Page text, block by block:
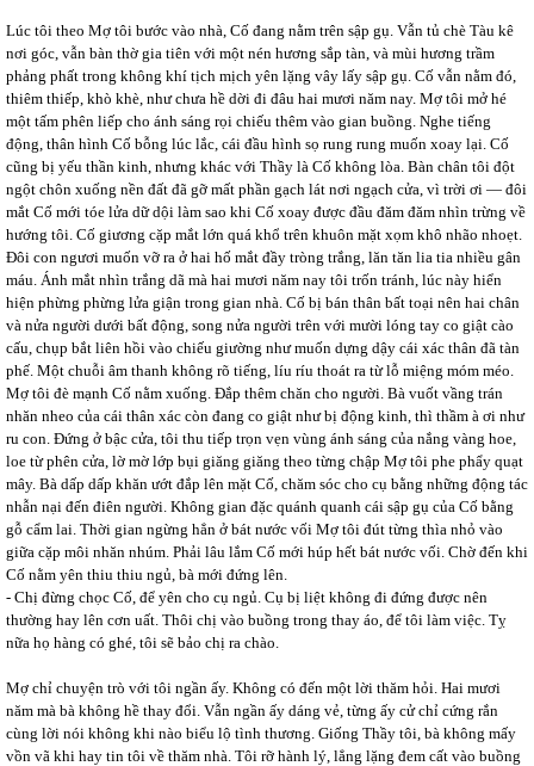
Lúc tôi theo Mợ tôi bước vào nhà, Cố đang nằm trên sập gụ. Vẫn tủ chè Tàu kê
nơi góc, vẫn bàn thờ gia tiên với một nén hương sắp tàn, và mùi hương trầm
phảng phất trong không khí tịch mịch yên lặng vây lấy sập gụ. Cố vẫn nằm đó,
thiêm thiếp, khò khè, như chưa hề dời đi đâu hai mươi năm nay. Mợ tôi mở hé
một tấm phên liếp cho ánh sáng rọi chiếu thêm vào gian buồng. Nghe tiếng
động, thân hình Cố bỗng lúc lắc, cái đầu hình sọ rung rung muốn xoay lại. Cố
cũng bị yếu thần kinh, nhưng khác với Thầy là Cố không lòa. Bàn chân tôi đột
ngột chôn xuống nền đất đã gỡ mất phần gạch lát nơi ngạch cửa, vì trời ơi — đôi
mắt Cố mới tóe lửa dữ dội làm sao khi Cố xoay được đầu đăm đăm nhìn trừng về
hướng tôi. Cố giương cặp mắt lớn quá khổ trên khuôn mặt xọm khô nhão nhoẹt.
Đôi con ngươi muốn vỡ ra ở hai hố mắt đầy tròng trắng, lăn tăn lia tia nhiều gân
máu. Ánh mắt nhìn trắng dã mà hai mươi năm nay tôi trốn tránh, lúc này hiển
hiện phừng phừng lửa giận trong gian nhà. Cố bị bán thân bất toại nên hai chân
và nửa người dưới bất động, song nửa người trên với mười lóng tay co giật cào
cấu, chụp bắt liên hồi vào chiếu giường như muốn dựng dậy cái xác thân đã tàn
phế. Một chuỗi âm thanh không rõ tiếng, líu ríu thoát ra từ lỗ miệng móm méo.
Mợ tôi đè mạnh Cố nằm xuống. Đắp thêm chăn cho người. Bà vuốt vầng trán
nhăn nheo của cái thân xác còn đang co giật như bị động kinh, thì thầm à ơi như
ru con. Đứng ở bậc cửa, tôi thu tiếp trọn vẹn vùng ánh sáng của nắng vàng hoe,
loe từ phên cửa, lờ mờ lớp bụi giăng giăng theo từng chập Mợ tôi phe phẩy quạt
mây. Bà dấp dấp khăn ướt đắp lên mặt Cố, chăm sóc cho cụ bằng những động tác
nhẫn nại đến điên người. Không gian đặc quánh quanh cái sập gụ của Cố bằng
gỗ cẩm lai. Thời gian ngừng hẳn ở bát nước vối Mợ tôi đút từng thìa nhỏ vào
giữa cặp môi nhăn nhúm. Phải lâu lắm Cố mới húp hết bát nước vối. Chờ đến khi
Cố nằm yên thiu thiu ngủ, bà mới đứng lên.
- Chị đừng chọc Cố, để yên cho cụ ngủ. Cụ bị liệt không đi đứng được nên
thường hay lên cơn uất. Thôi chị vào buồng trong thay áo, để tôi làm việc. Tỵ
nữa họ hàng có ghé, tôi sẽ bảo chị ra chào.
Mợ chỉ chuyện trò với tôi ngần ấy. Không có đến một lời thăm hỏi. Hai mươi
năm mà bà không hề thay đổi. Vẫn ngần ấy dáng vẻ, từng ấy cử chỉ cứng rắn
cùng lời nói không khi nào biểu lộ tình thương. Giống Thầy tôi, bà không mấy
vồn vã khi hay tin tôi về thăm nhà. Tôi rỡ hành lý, lẳng lặng đem cất vào buồng